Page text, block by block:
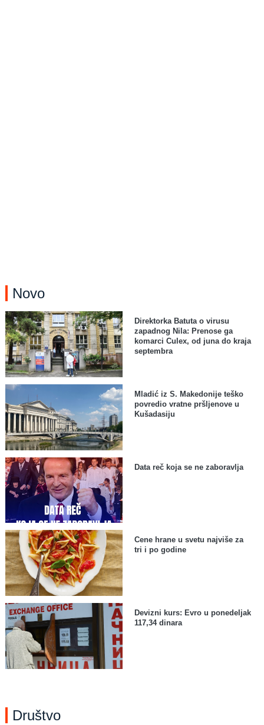
Novo
Direktorka Batuta o virusu
zapadnog Nila: Prenose ga
komarci Culex, od juna do kraja
septembra
Mladić iz S. Makedonije teško
povredio vratne pršljenove u
Kušadasiju
Data reč koja se ne zaboravlja
Cene hrane u svetu najviše za
tri i po godine
Devizni kurs: Evro u ponedeljak
117,34 dinara
Društvo